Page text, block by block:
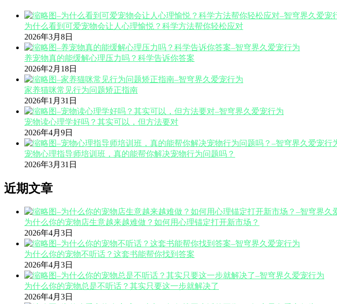
为什么看到可爱宠物会让人心理愉悦？科学方法帮你轻松应对
2026年3月8日
养宠物真的能缓解心理压力吗？科学告诉你答案
2026年2月18日
家养猫咪常见行为问题矫正指南
2026年1月31日
宠物读心理学好吗？其实可以，但方法要对
2026年4月9日
宠物心理指导师培训班，真的能帮你解决宠物行为问题吗？
2026年3月31日
近期文章
为什么你的宠物店生意越来越难做？如何用心理锚定打开新市场？
2026年4月3日
为什么你的宠物不听话？这套书能帮你找到答案
2026年4月3日
为什么你的宠物总是不听话？其实只要这一步就解决了
2026年4月3日